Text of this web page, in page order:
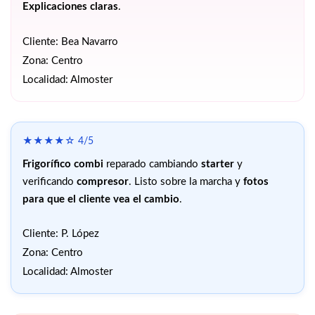
Explicaciones claras.
Cliente: Bea Navarro
Zona: Centro
Localidad: Almoster
★★★★☆ 4/5
Frigorífico combi reparado cambiando starter y
verificando compresor. Listo sobre la marcha y fotos
para que el cliente vea el cambio.
Cliente: P. López
Zona: Centro
Localidad: Almoster